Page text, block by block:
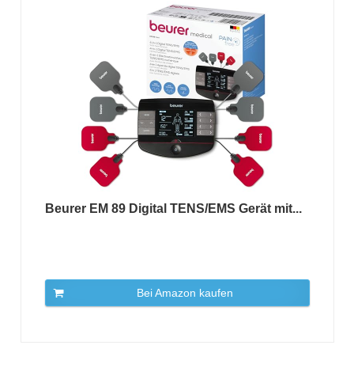
Beurer EM 89 Digital TENS/EMS Gerät mit...
Bei Amazon kaufen